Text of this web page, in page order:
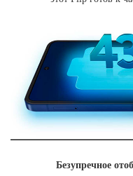
Безупречное